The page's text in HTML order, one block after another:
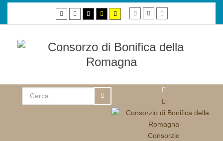
Default
mode
Night
mode
High
contrast
black/white
High
contrast
black/yellow
High
contrast
yellow/black
Smaller
font
Default
font
Larger
Consorzio